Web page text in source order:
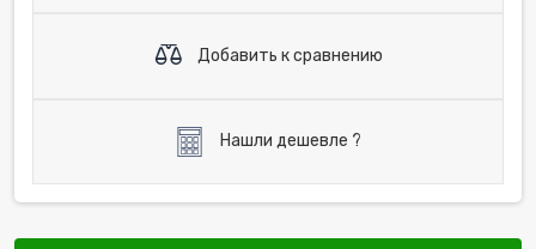
Добавить к сравнению
Нашли дешевле ?